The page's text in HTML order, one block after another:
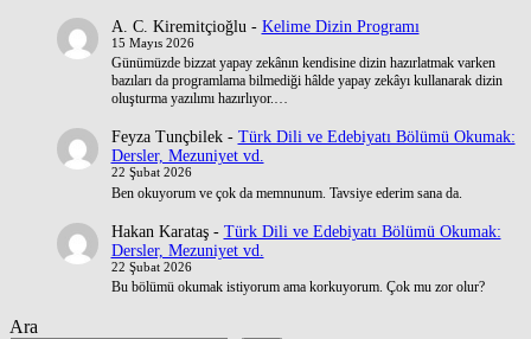
A. C. Kiremitçioğlu - Kelime Dizin Programı
15 Mayıs 2026
Günümüzde bizzat yapay zekânın kendisine dizin hazırlatmak varken
bazıları da programlama bilmediği hâlde yapay zekâyı kullanarak dizin
oluşturma yazılımı hazırlıyor.…
Feyza Tunçbilek- Türk Dili ve Edebiyatı Bölümü Okumak:
Dersler, Mezuniyet vd.
22 Şubat 2026
Ben okuyorum ve çok da memnunum. Tavsiye ederim sana da.
Hakan Karataş- Türk Dili ve Edebiyatı Bölümü Okumak:
Dersler, Mezuniyet vd.
22 Şubat 2026
Bu bölümü okumak istiyorum ama korkuyorum. Çok mu zor olur?
Ara